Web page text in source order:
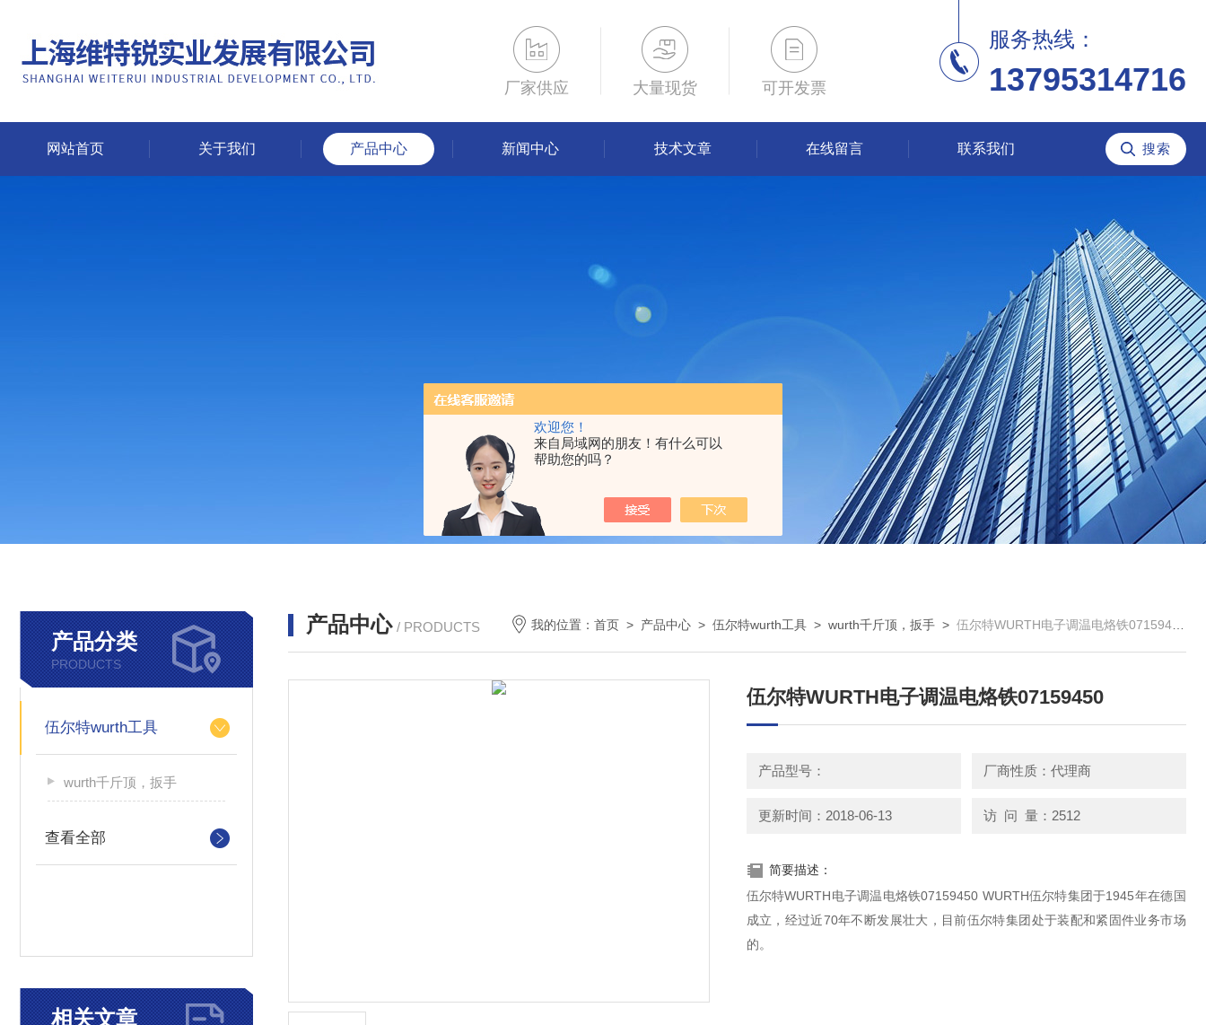
欢迎您！
来自局域网的朋友！有什么可以
帮助您的吗？
厂家供应 大量现货 可开发票
服务热线：
13795314716
网站首页 关于我们 产品中心 新闻中心 技术文章 在线留言 联系我们
产品分类
PRODUCTS
伍尔特wurth工具
wurth千斤顶，扳手
查看全部
相关文章
产品中心 / PRODUCTS 我的位置：首页 > 产品中心 >伍尔特wurth工具 >wurth千斤顶，扳手 >伍尔特WURTH电子调温电烙铁07159450
伍尔特WURTH电子调温电烙铁07159450
产品型号： 厂商性质：代理商
更新时间：2018-06-13 访 问 量：2512
简要描述：
伍尔特WURTH电子调温电烙铁07159450 WURTH伍尔特集团于1945年在德国
成立，经过近70年不断发展壮大，目前伍尔特集团处于装配和紧固件业务市场
的。